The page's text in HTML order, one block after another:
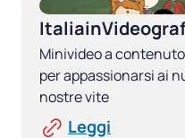
Minivideo a
per appassionarsi ai
nostre vite
Leggi